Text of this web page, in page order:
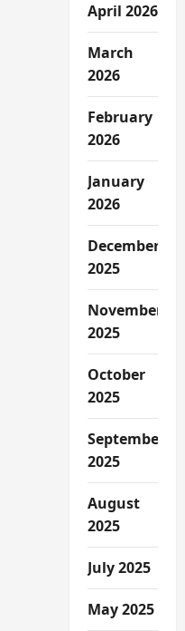
April 2026
March
2026
February
2026
January
2026
December
2025
November
2025
October
2025
September
2025
August
2025
July 2025
May 2025